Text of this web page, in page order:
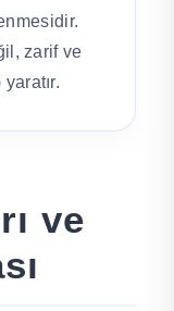
zarif ve
ve